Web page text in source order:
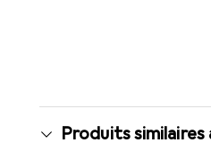
Produits